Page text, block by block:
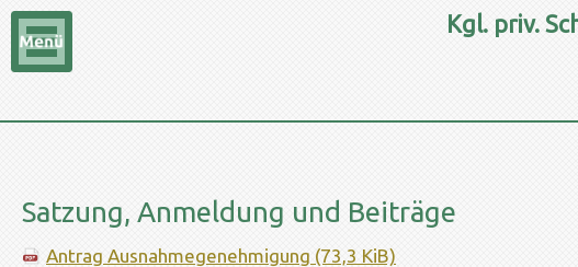
Kgl. priv.
Satzung, Anmeldung und Beiträge
Antrag Ausnahmegenehmigung (73,3 KiB)